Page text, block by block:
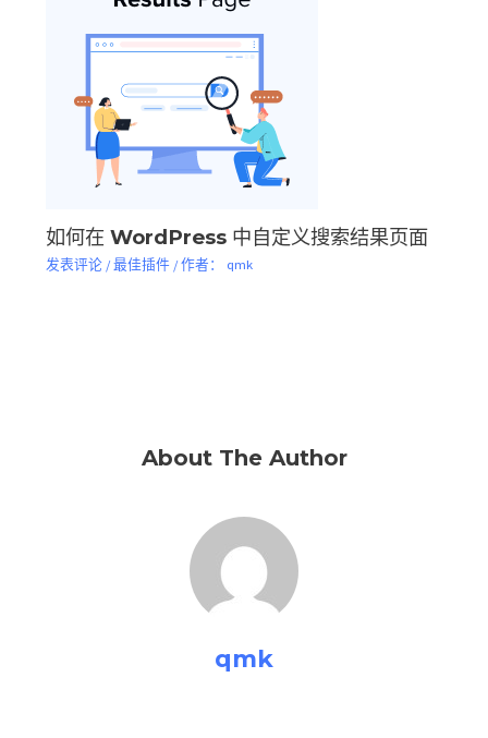
如何在 WordPress 中自定义搜索结果页面
发表评论 /最佳插件/ 作者： qmk
About The Author
qmk